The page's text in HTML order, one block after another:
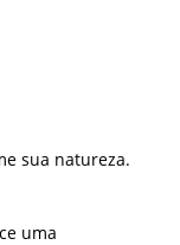
sua natureza.
uma